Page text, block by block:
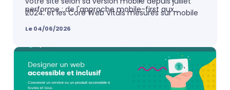
Le 04/06/2026
2024, et les Core Web Vitals mesurés sur mobile
influencent directement votre
performe : de l'approche mobile-first aux
métriques Google à surveiller et les outils de test